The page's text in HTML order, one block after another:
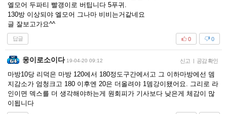
엘모어 두파티 빨갱이로 버팁니다 5푸귀.
130방 이상되야 엘모어 그나마 비비는거같네요
글 잘보고가요^^
답글 0
0
웅이로소이다 19-04-20 09:12 신고 | 공감 확인
마방10당 리덕은 마방 120에서 180정도구간에서고 그 이하마방에선 뎀
지감소가 엄청크고 180 이후엔 20은 더올려야 1뎀강이됐어요. 그리로 라
인이면 덱스를 더 생각해야하는게 원회피가 기사보다 낮은게 체감이 많
이됩니다